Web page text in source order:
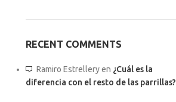
RECENT COMMENTS
Ramiro Estrelleryen ¿Cuál es la
diferencia con el resto de las parrillas?